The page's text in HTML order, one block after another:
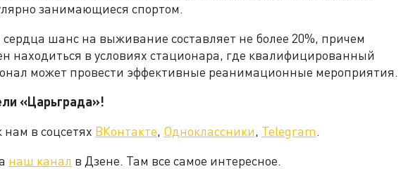
занимающиеся спортом.
сердца шанс на выживание составляет не более 20%, причем
находиться в условиях стационара, где квалифицированный
может провести эффективные реанимационные мероприятия.
«Царьграда»!
в соцсетях ВКонтакте, Одноклассники, Telegram.
наш канал в Дзене. Там все самое интересное.